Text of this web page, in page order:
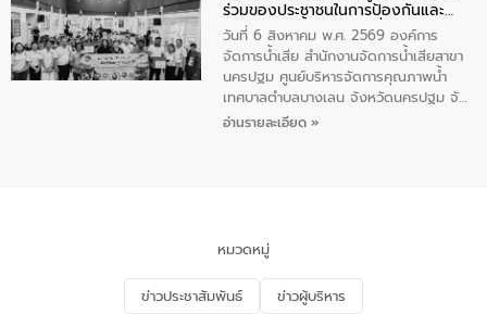
เทศบาลตำบลราไวย์ ศูนย์บริหารจัดการ
คุณภาพน้ำเทศบาลตำบลราไวย์ นำโดยนาย
น้อย แก้วเศษ ผู้จัดการสำนักงานจัดการน้ำ
เสียสาขาภูเก็ต พร้อมด้วยเจ้าหน้าที่ จำนวน
5 คน ร่วมทำกิจกรรม ทำความสะอาด
ชายหาดและแหล่งท่องเที่ยว ณ บริเวณ
ร่วมของประชาชนในการป้องกันและ
แก้ไขปัญหาน้ำเสียอย่างยั่งยืน
วันที่ 6 สิงหาคม พ.ศ. 2569 องค์การ
จัดการน้ำเสีย สำนักงานจัดการน้ำเสียสาขา
นครปฐม ศูนย์บริหารจัดการคุณภาพน้ำ
เทศบาลตำบลบางเลน จังหวัดนครปฐม จัด
กิจกรรมภายใต้โครงการส่งเสริมความรู้และ
จัดการน้ำเสียและสร้างจิตสำนึกในการ
อนุรักษ์สิ่งแวดล้อม ในหัวข้อ “น้ำเสียชุมชน
และการบำบัดน้ำเสียเบื้องต้น” โดยให้ความรู้
เกี่ยวกับสาเหตุและผลกระทบของน้ำเสีย
อ่านรายละเอียด »
หมวดหมู่
ข่าวประชาสัมพันธ์ ข่าวผู้บริหาร